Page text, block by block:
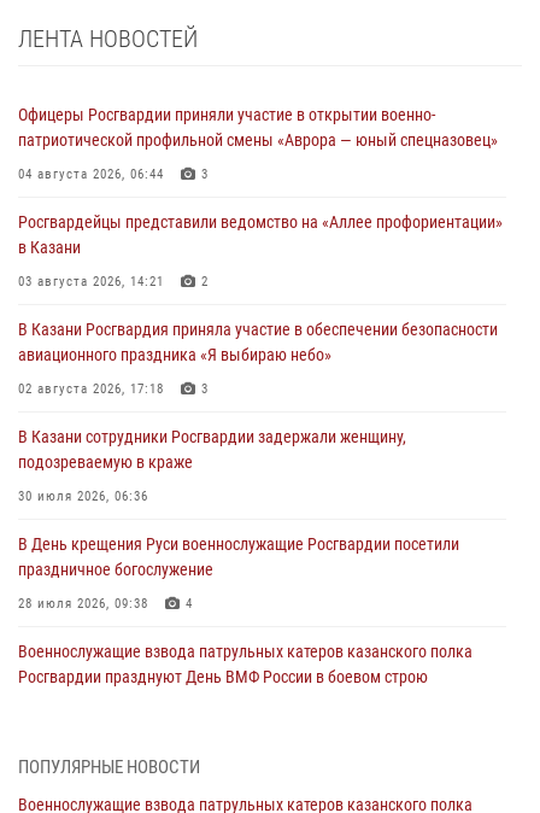
ЛЕНТА НОВОСТЕЙ
Офицеры Росгвардии приняли участие в открытии военно-
патриотической профильной смены «Аврора — юный спецназовец»
04 августа 2026, 06:44 3
Росгвардейцы представили ведомство на «Аллее профориентации»
в Казани
03 августа 2026, 14:21 2
В Казани Росгвардия приняла участие в обеспечении безопасности
авиационного праздника «Я выбираю небо»
02 августа 2026, 17:18 3
В Казани сотрудники Росгвардии задержали женщину,
подозреваемую в краже
30 июля 2026, 06:36
В День крещения Руси военнослужащие Росгвардии посетили
праздничное богослужение
28 июля 2026, 09:38 4
Военнослужащие взвода патрульных катеров казанского полка
Росгвардии празднуют День ВМФ России в боевом строю
Татарстанские росгвардейцы завоевали «бронзу» в окружном этапе
ПОПУЛЯРНЫЕ НОВОСТИ
Военнослужащие взвода патрульных катеров казанского полка